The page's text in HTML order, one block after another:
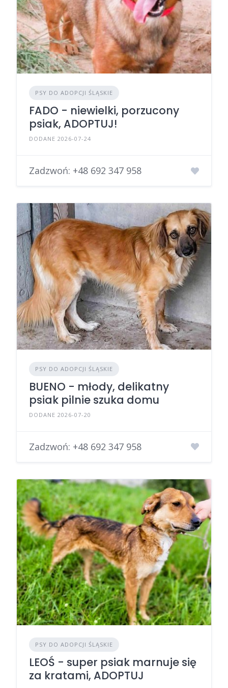
PSY DO ADOPCJI ŚLĄSKIE
FADO - niewielki, porzucony
psiak, ADOPTUJ!
DODANE 2026-07-24
Zadzwoń: +48 692 347 958
PSY DO ADOPCJI ŚLĄSKIE
BUENO - młody, delikatny
psiak pilnie szuka domu
DODANE 2026-07-20
Zadzwoń: +48 692 347 958
PSY DO ADOPCJI ŚLĄSKIE
LEOŚ - super psiak marnuje się
za kratami, ADOPTUJ